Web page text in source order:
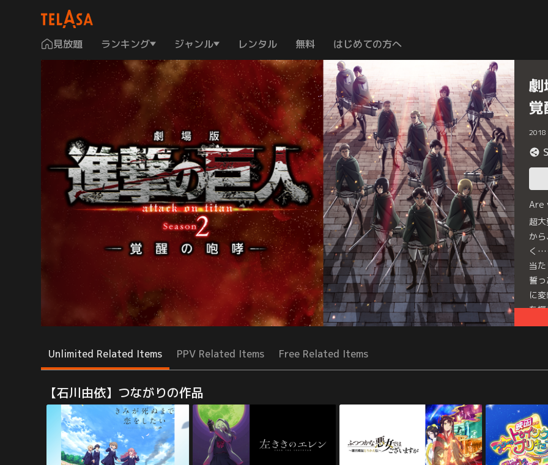
見放題 ランキング ジャンル レンタル 無料 はじめての方へ
2018
Are
超
か
く
当
誓
に
を
Unlimited Related Items PPV Related Items Free Related Items
【石川由依】つながりの作品